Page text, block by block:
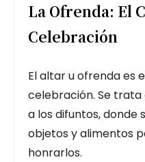
La Ofrenda: El
Celebración
El altar u ofrenda es
celebración. Se trata
a los difuntos, donde
objetos y alimentos
honrarlos.